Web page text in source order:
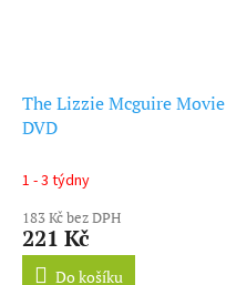
The Lizzie Mcguire Movie
DVD
1 - 3 týdny
183 Kč bez DPH
221 Kč
Do košíku